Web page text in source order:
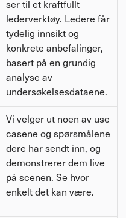
ser til et kraftfullt
lederverktøy. Ledere får
tydelig innsikt og
konkrete anbefalinger,
basert på en grundig
analyse av
undersøkelsesdataene.
Vi velger ut noen av use
casene og spørsmålene
dere har sendt inn, og
demonstrerer dem live
på scenen. Se hvor
enkelt det kan være.